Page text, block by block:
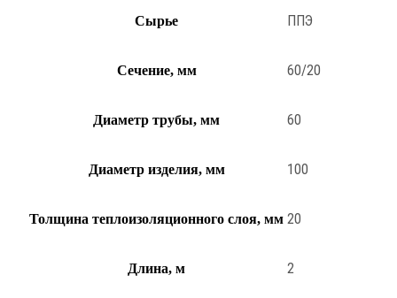
Сырье ППЭ
Сечение, мм 60/20
Диаметр трубы, мм 60
Диаметр изделия, мм 100
Толщина теплоизоляционного слоя, мм 20
Длина, м 2